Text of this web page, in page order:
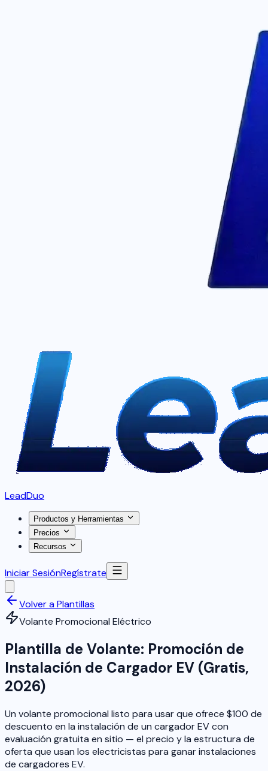
LeadDuo
Productos y Herramientas
Precios
Recursos
Iniciar SesiónRegístrate
Volver a Plantillas
Volante Promocional Eléctrico
Plantilla de Volante: Promoción de
Instalación de Cargador EV (Gratis,
2026)
Un volante promocional listo para usar que ofrece $100 de
descuento en la instalación de un cargador EV con
evaluación gratuita en sitio — el precio y la estructura de
oferta que usan los electricistas para ganar instalaciones
de cargadores EV.